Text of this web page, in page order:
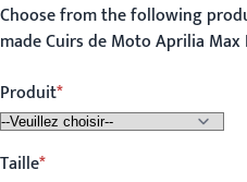
Choose from the following
made Cuirs de Moto Aprilia Max
Produit
Taille